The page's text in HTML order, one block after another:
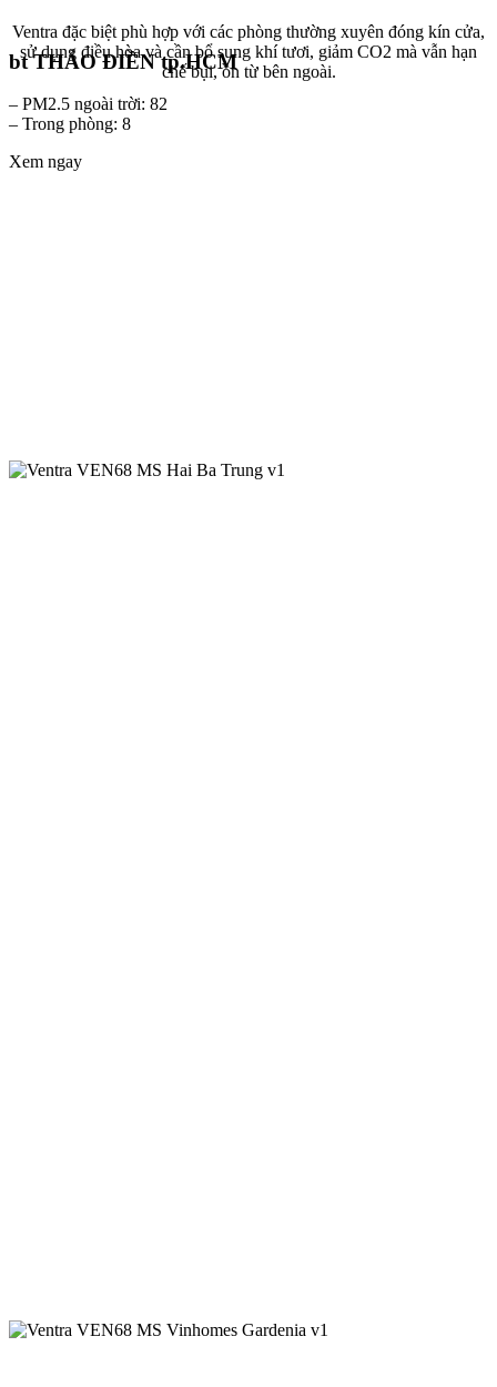
bt THẢO ĐIỀN tp.HCM
– PM2.5 ngoài trời: 82
– Trong phòng: 8
Xem ngay
Ventra đặc biệt phù hợp với các phòng thường xuyên đóng kín cửa,
sử dụng điều hòa và cần bổ sung khí tươi, giảm CO2 mà vẫn hạn
chế bụi, ồn từ bên ngoài.